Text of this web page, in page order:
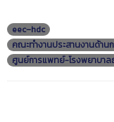
eec–hdc
คณะทำงานประสานงานด้า
ศูนย์การแพทย์-โรงพยาบา